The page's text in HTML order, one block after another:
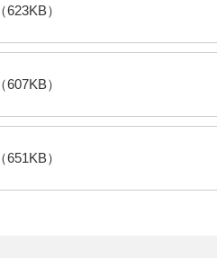
（623KB）
（607KB）
（651KB）